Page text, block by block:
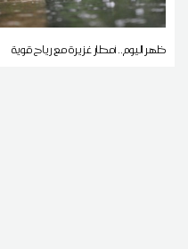
ظهر اليوم.. أمطار غزيرة مع رياح قوية